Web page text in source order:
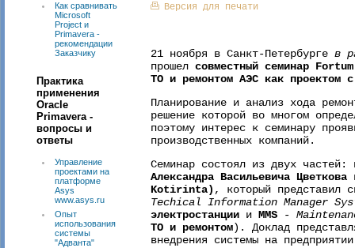
Как сравнивать
Microsoft
Project и
Primavera -
рекомендации
Заказчику
Практика
применения
Oracle
Primavera -
вопросы и
ответы
Управление
проектами на
платформе
Asys
www.asys.ru
Опыт
использования
системы
"Адванта"
Версия для печати
21 ноября в Санкт-Петербурге в
прошел совместный семинар
ТО и ремонтом АЭС как проектом с
Планирование и анализ хода
решение которой во многом
поэтому интерес к семинару
производственных компаний.
Семинар состоял из двух частей:
Александра Васильевича Цветкова
Kotirinta) , который представил
Techical Information Manager
электростанции и MMS -
ТО и ремонтом). Доклад
внедрения системы на